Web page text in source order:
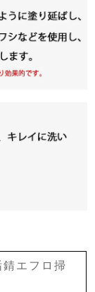
と思います
かったようで
れが酷く、こ
エフロ掃